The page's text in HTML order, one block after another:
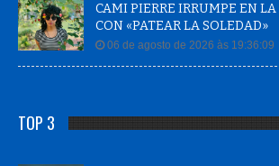
CAMI PIERRE IRRUMPE EN
CON «PATEAR LA SOLEDAD»
06 de agosto de 2026 às 19:36:09
TOP 3